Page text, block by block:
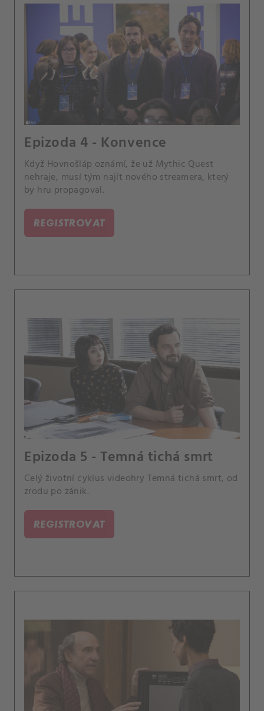
Epizoda 4 - Konvence
Když Hovnošláp oznámí, že už Mythic Quest
nehraje, musí tým najít nového streamera, který
by hru propagoval.
REGISTROVAT
Epizoda 5 - Temná tichá smrt
Celý životní cyklus videohry Temná tichá smrt, od
zrodu po zánik.
REGISTROVAT